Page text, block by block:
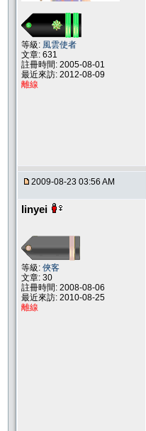
等級: 風雲使者
文章: 631
註冊時間: 2005-08-01
最近來訪: 2012-08-09
離線
2009-08-23 03:56 AM
linyei
等級: 俠客
文章: 30
註冊時間: 2008-08-06
最近來訪: 2010-08-25
離線